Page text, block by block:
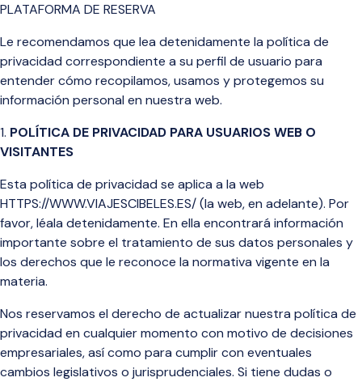
PLATAFORMA DE RESERVA
Le recomendamos que lea detenidamente la política de
privacidad correspondiente a su perfil de usuario para
entender cómo recopilamos, usamos y protegemos su
información personal en nuestra web.
POLÍTICA DE PRIVACIDAD PARA USUARIOS WEB O
VISITANTES
Esta política de privacidad se aplica a la web
HTTPS://WWW.VIAJESCIBELES.ES/ (la web, en adelante). Por
favor, léala detenidamente. En ella encontrará información
importante sobre el tratamiento de sus datos personales y
los derechos que le reconoce la normativa vigente en la
materia.
Nos reservamos el derecho de actualizar nuestra política de
privacidad en cualquier momento con motivo de decisiones
empresariales, así como para cumplir con eventuales
cambios legislativos o jurisprudenciales. Si tiene dudas o